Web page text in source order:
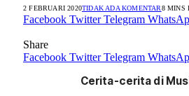
2 FEBRUARI 2020TIDAK ADA KOMENTAR8 MINS
Facebook Twitter Telegram
Share
Facebook Twitter Telegram
Cerita-cerita di